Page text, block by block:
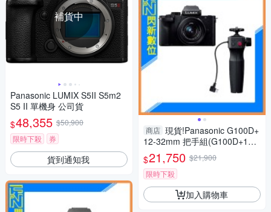
補貨中
Panasonic LUMIX S5II S5m2
S5 II 單機身 公司貨
$48,355 $50,900
限時下殺
券
貨到通知我
商店 現貨!Panasonic G100D+
12-32mm 把手組(G100D+123
2+SHGR2，公司貨)G100
$21,750 $21,900
限時下殺
加入購物車